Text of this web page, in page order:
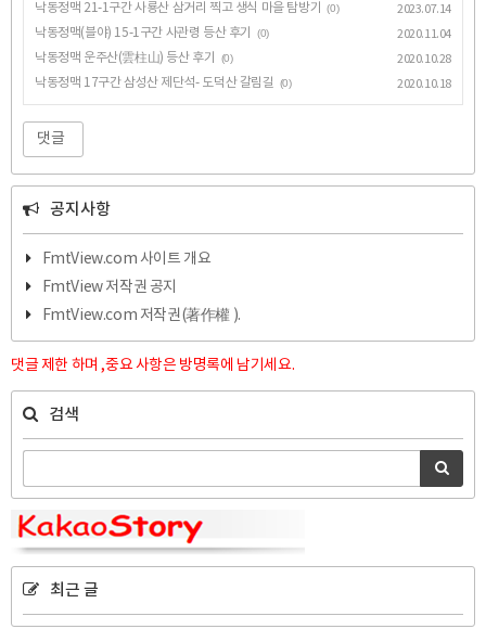
낙동정맥 21-1구간 사룡산 삼거리 찍고 생식 마을 탐방기
(0)
2023.07.14
낙동정맥(블야) 15-1구간 사관령 등산 후기
(0)
2020.11.04
낙동정맥 운주산(雲柱山) 등산 후기
(0)
2020.10.28
낙동정맥 17구간 삼성산 제단석- 도덕산 갈림길
(0) 2020.10.18
댓글
공지사항
FmtView.com 사이트 개요
FmtView 저작권 공지
FmtView.com 저작권(著作權 ).
댓글 제한 하며 ,중요 사항은 방명록에 남기세요.
검색
최근 글